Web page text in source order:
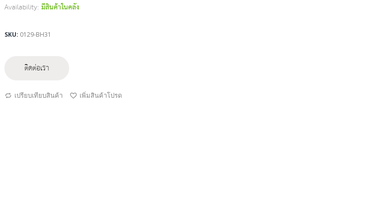
Availability: มีสินค้าในคลัง
SKU 0129-BH31
ติดต่อเรา
เปรียบเทียบสินค้า เพิ่มสินค้าโปรด